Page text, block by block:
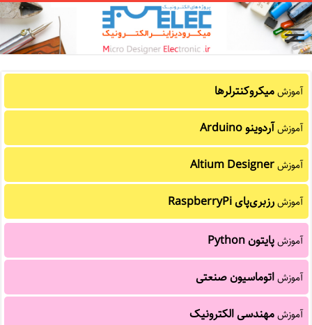
آموزشمیکروکنترلرها
آموزشآردوینو Arduino
آموزشAltium Designer
آموزشرزبری‌پای RaspberryPi
آموزشپایتون Python
آموزشاتوماسیون صنعتی
آموزشمهندسی الکترونیک